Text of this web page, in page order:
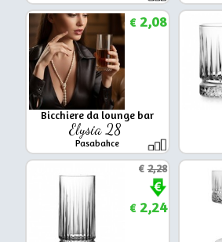
Bicchiere da lounge bar
Elysia 28
Pasabahce
€2,08
€2,28
€2,24